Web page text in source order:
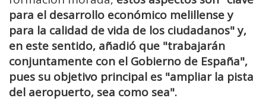
para el desarrollo económico melillense y
para la calidad de vida de los ciudadanos" y,
en este sentido, añadió que "trabajarán
conjuntamente con el Gobierno de España",
pues su objetivo principal es "ampliar la pista
del aeropuerto, sea como sea".